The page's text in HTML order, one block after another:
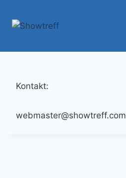
Inhalt
Kontakt:
webmaster@showtreff.com